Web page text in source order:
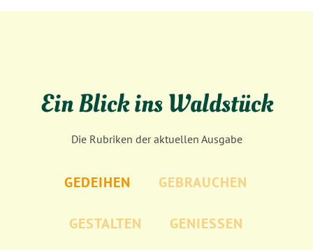
Ein Blick ins Waldstück
Die Rubriken der aktuellen Ausgabe
GEDEIHEN GEBRAUCHEN
GESTALTEN GENIESSEN